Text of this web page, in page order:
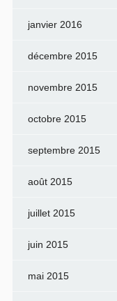
janvier 2016
décembre 2015
novembre 2015
octobre 2015
septembre 2015
août 2015
juillet 2015
juin 2015
mai 2015